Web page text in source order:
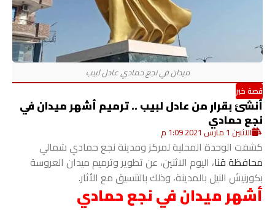
قصة خبر
أنشئ بقرار من عادل لبيب .. ترميم أشهر ميدان في
نجع حمادي
الاثنين 1 مارس 2021 1:09 م
كشفت الوحدة المحلية لمركز ومدينة نجع حمادي شمالي
محافظة قنا، اليوم الاثنين، عن تطوير وترميم ميدان العروسة
بكورنيش النيل بالمدينة، وذلك بالتنسيق مع الأثار.
أشهر ميدان في نجع حمادي